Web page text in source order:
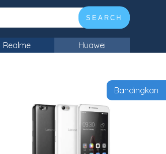
SEARCH
Realme Huawei
Bandingkan